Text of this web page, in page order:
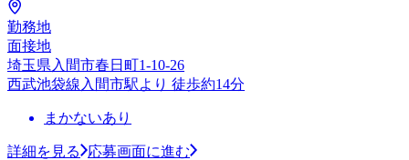
勤務地
面接地
埼玉県入間市春日町1-10-26
西武池袋線入間市駅より 徒歩約14分
まかないあり
詳細を見る
応募画面に進む